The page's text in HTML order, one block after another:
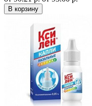
В корзину